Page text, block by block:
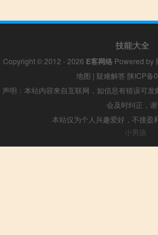
技能大全
Copyright © 2012 - 2026 E客网络 Powered by
地图 | 疑难解答 陕ICP备
声明：本站内容来自互联网，如信息有错误可
会及时纠正，
本站仅为个人兴趣爱好，不接盈
小男孩